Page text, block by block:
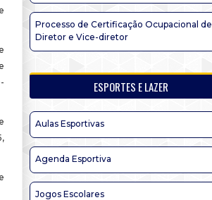
Processo de Certificação Ocupacional de
Diretor e Vice-diretor
ESPORTES E LAZER
Aulas Esportivas
Agenda Esportiva
Jogos Escolares